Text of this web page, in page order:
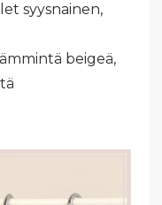
syysnainen,
beigeä,